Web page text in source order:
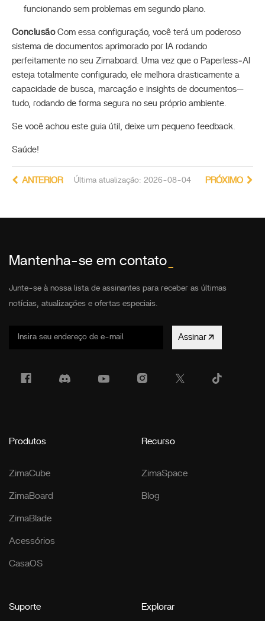
funcionando sem problemas em segundo plano.
ConclusãoCom essa configuração, você terá um poderoso
sistema de documentos aprimorado por IA rodando
perfeitamente no seu Zimaboard. Uma vez que o Paperless‑AI
esteja totalmente configurado, ele melhora drasticamente a
capacidade de busca, marcação e insights de documentos—
tudo, rodando de forma segura no seu próprio ambiente.
Se você achou este guia útil, deixe um pequeno feedback.
Saúde!
Última atualização: 2026-08-04
ANTERIOR PRÓXIMO
Mantenha-se em contato
Junte-se à nossa lista de assinantes para receber as últimas
notícias, atualizações e ofertas especiais.
Assinar
Produtos
ZimaCube
ZimaBoard
ZimaBlade
Acessórios
CasaOS
Recurso
ZimaSpace
Blog
Suporte Explorar